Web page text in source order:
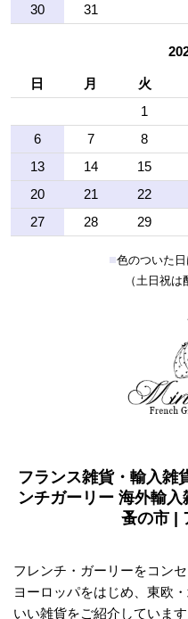
30
31
日 月 火
1
6
7 8
13
14 15
20
21 22
27
28 29
■色のついた
（土日祝は
フランス雑貨・輸入
ンチガーリー 海外輸入
蚤の市 |
フレンチ・ガーリーをコン
ヨーロッパをはじめ、東欧
いい雑貨をご紹介しています